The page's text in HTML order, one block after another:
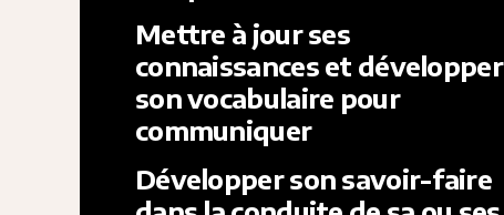
Mettre à jour ses
connaissances et développer
son vocabulaire pour
communiquer
Développer son savoir-faire